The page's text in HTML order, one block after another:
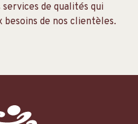
de qualités qui
de nos clientèles.